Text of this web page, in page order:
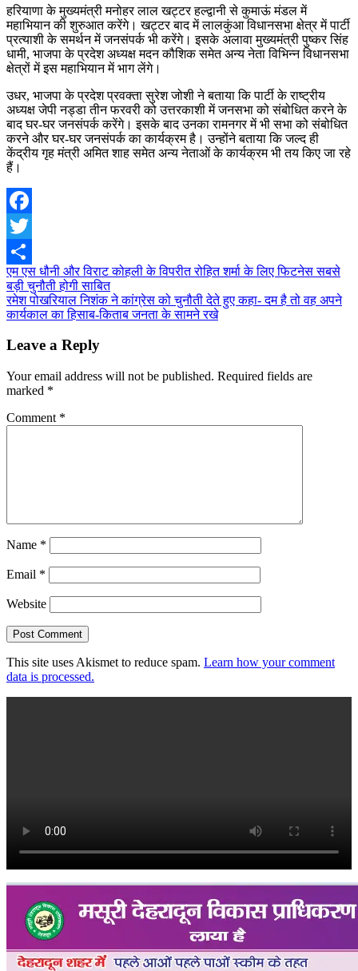
हरियाणा के मुख्यमंत्री मनोहर लाल खट्टर हल्द्वानी से कुमाऊं मंडल में
महाभियान की शुरुआत करेंगे। खट्टर बाद में लालकुंआ विधानसभा क्षेत्र में पार्टी
प्रत्याशी के समर्थन में जनसंपर्क भी करेंगे। इसके अलावा मुख्यमंत्री पुष्कर सिंह
धामी, भाजपा के प्रदेश अध्यक्ष मदन कौशिक समेत अन्य नेता विभिन्न विधानसभा
क्षेत्रों में इस महाभियान में भाग लेंगे।
उधर, भाजपा के प्रदेश प्रवक्ता सुरेश जोशी ने बताया कि पार्टी के राष्ट्रीय
अध्यक्ष जेपी नड्डा तीन फरवरी को उत्तरकाशी में जनसभा को संबोधित करने के
बाद घर-घर जनसंपर्क करेंगे। इसके बाद उनका रामनगर में भी सभा को संबोधित
करने और घर-घर जनसंपर्क का कार्यक्रम है। उन्होंने बताया कि जल्द ही
केंद्रीय गृह मंत्री अमित शाह समेत अन्य नेताओं के कार्यक्रम भी तय किए जा रहे
हैं।
Facebook
Twitter
Share
Post
navigation
एम एस धौनी और विराट कोहली के विपरीत रोहित शर्मा के लिए फिटनेस सबसे
बड़ी चुनौती होगी साबित
रमेश पोखरियाल निशंक ने कांग्रेस को चुनौती देते हुए कहा- दम है तो वह अपने
कार्यकाल का हिसाब-किताब जनता के सामने रखे
Leave a Reply
Your email address will not be published. Required fields are
marked *
Comment *
Name *
Email *
Website
This site uses Akismet to reduce spam. Learn how your comment
data is processed.